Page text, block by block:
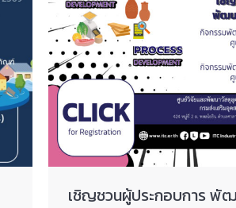
เชิญชวนผู้ประกอบการ พั